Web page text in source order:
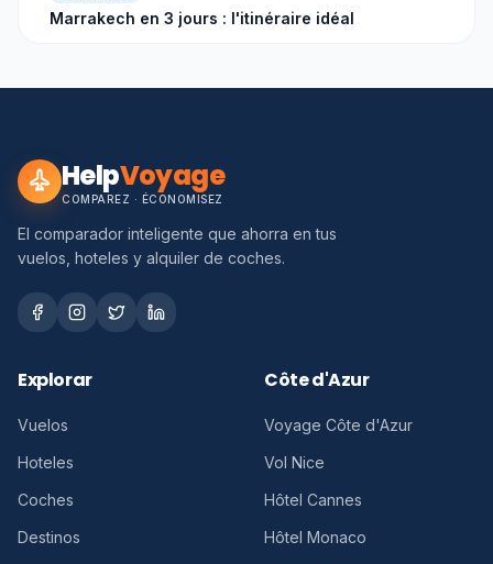
Marrakech en 3 jours : l'itinéraire idéal
HelpVoyage
COMPAREZ · ÉCONOMISEZ
El comparador inteligente que ahorra en tus
vuelos, hoteles y alquiler de coches.
Explorar
Vuelos
Hoteles
Coches
Destinos
Côte d'Azur
Voyage Côte d'Azur
Vol Nice
Hôtel Cannes
Hôtel Monaco